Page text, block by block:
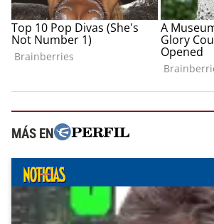
MÁS EN